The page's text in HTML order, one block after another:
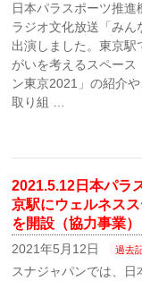
日本パラスポーツ推進
ラジオ文化放送「みん
出演しました。東京
がいを考えるスペース
ン東京2021」の紹介
取り組 …
2021.5.12日本パラ
京駅にウェルネス
を開設（協力事業）
2021年5月12日 過去
スナジャパンでは、